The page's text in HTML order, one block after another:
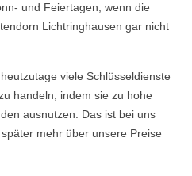
und Feiertagen, wenn die
Lichtringhausen gar nicht
viele Schlüsseldienste
handeln, indem sie zu hohe
ausnutzen. Das ist bei uns
mehr über unsere Preise